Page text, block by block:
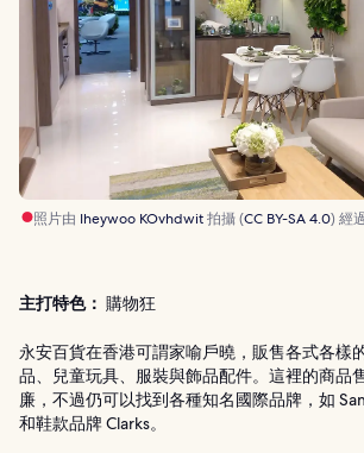
照片由 Iheywoo KOvhdwit拍攝 (CC BY-SA 4.0) 經
主打特色： 購物狂
永安百貨在香港可謂家喻戶曉，販售各式各樣
品、兒童玩具、服裝與飾品配件。這裡的商品
廉，不過仍可以找到各種知名國際品牌，如
和鞋款品牌 Clarks。